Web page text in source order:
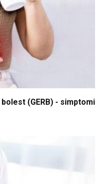
bolest (GERB) - simptomi